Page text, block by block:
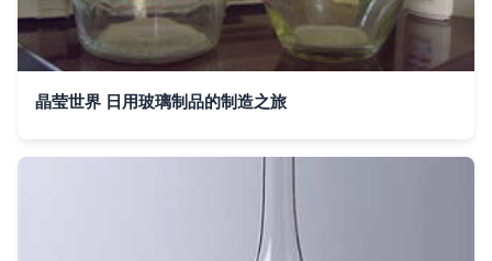
晶莹世界 日用玻璃制品的制造之旅